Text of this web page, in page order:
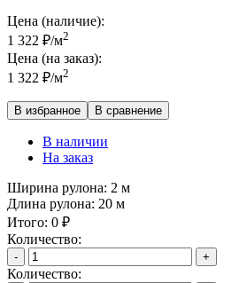
Цена (наличие):
1 322 ₽/м2
Цена (на заказ):
1 322 ₽/м2
В избранное В сравнение
В наличии
На заказ
Ширина рулона: 2 м
Длина рулона: 20 м
Итого: 0 ₽
Количество:
- +
Количество: